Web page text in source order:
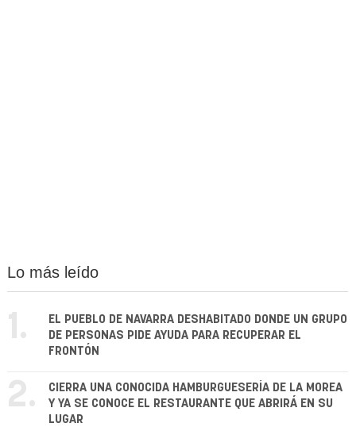
Lo más leído
1.
EL PUEBLO DE NAVARRA DESHABITADO DONDE UN GRUPO
DE PERSONAS PIDE AYUDA PARA RECUPERAR EL
FRONTÓN
2.
CIERRA UNA CONOCIDA HAMBURGUESERÍA DE LA MOREA
Y YA SE CONOCE EL RESTAURANTE QUE ABRIRÁ EN SU
LUGAR